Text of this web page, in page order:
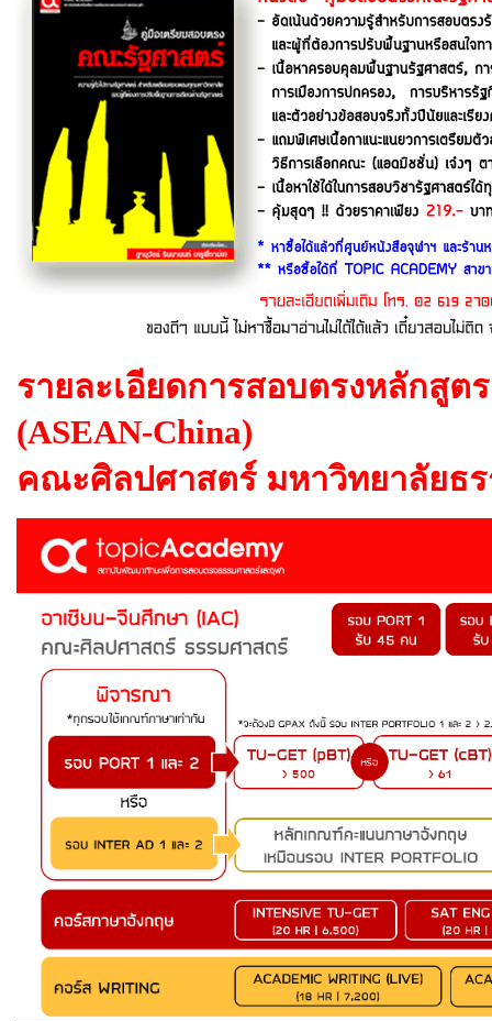
รายละเอียดการสอบตรงหลักสูต
(ASEAN-China)
คณะศิลปศาสตร์ มหาวิทยาลัยธ